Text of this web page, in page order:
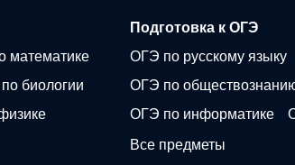
математике
биологии
Подготовка к ОГЭ
ОГЭ по русскому языку
ОГЭ по
ОГЭ по информатике
Все предметы